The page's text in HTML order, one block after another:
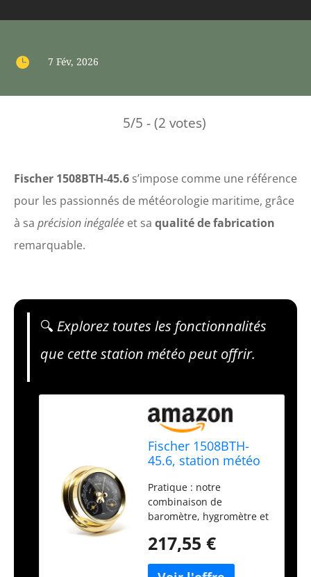
 7 Fév, 2026
5/5 - (2 votes)
Fischer 1508BTH-45.6 s’impose comme une référence
pour les passionnés de météorologie maritime, grâce
à sa précision inégalée et sa qualité de fabrication
remarquable.
🔍 Explorez toutes les fonctionnalités
que cette station météo peut offrir.
Fischer 1508BTH-
45.6, station météo
diamètre 125 mm
Pratique : notre
combinaison de
baromètre, hygromètre et
et boîtier en laiton,
217,55 €